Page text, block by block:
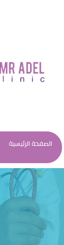
الصفحة الرئيسية